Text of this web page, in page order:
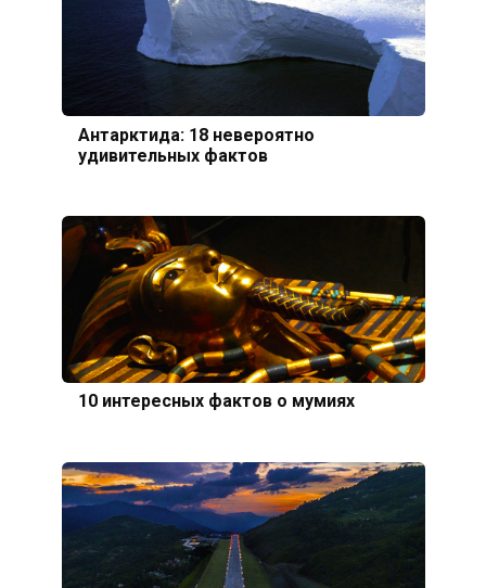
Антарктида: 18 невероятно
удивительных фактов
10 интересных фактов о мумиях